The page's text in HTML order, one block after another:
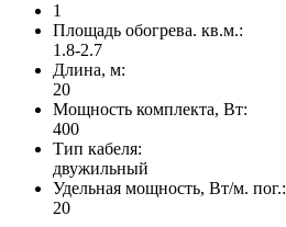
1
Площадь обогрева. кв.м.:
1.8-2.7
Длина, м:
20
Мощность комплекта, Вт:
400
Тип кабеля:
двужильный
Удельная мощность, Вт/м. пог.:
20